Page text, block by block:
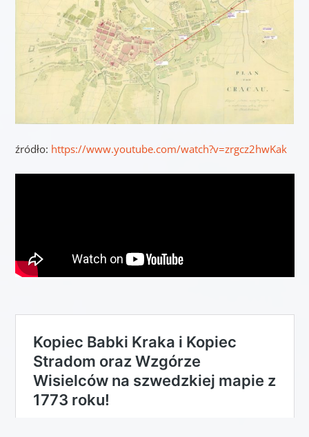
źródło: https://www.youtube.com/watch?v=zrgcz2hwKak